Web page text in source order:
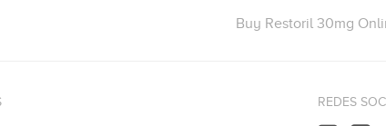
Buy Restoril 30mg
REDES